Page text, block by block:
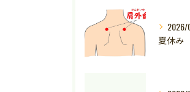
夏休み